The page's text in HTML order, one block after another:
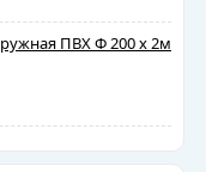
ПВХ Ф 200 х 2м